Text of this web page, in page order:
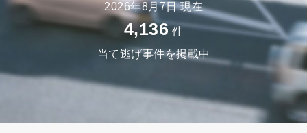
2026年8月7日 現在
4,136 件
当て逃げ事件を掲載中